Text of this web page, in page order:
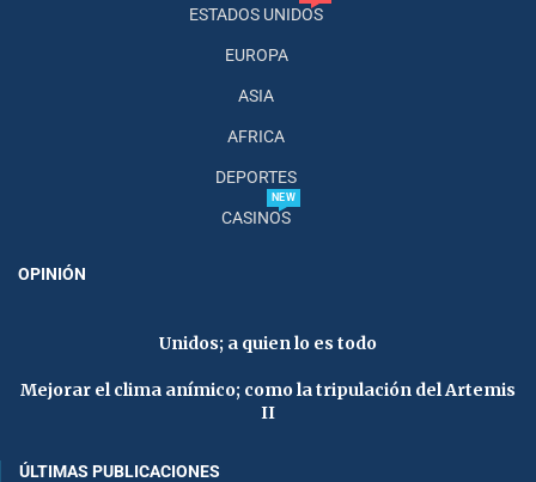
ESTADOS UNIDOS
EUROPA
ASIA
AFRICA
DEPORTES
CASINOS
NEW
OPINIÓN
Unidos; a quien lo es todo
Mejorar el clima anímico; como la tripulación del Artemis
II
ÚLTIMAS PUBLICACIONES